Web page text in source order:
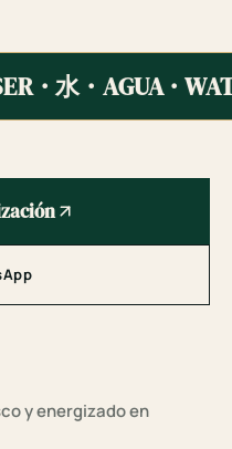
· 水 · AGUA ·
y energizado en